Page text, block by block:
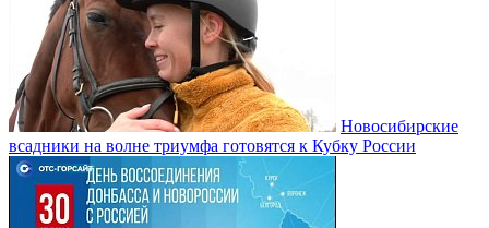
Новосибирские
всадники на волне триумфа готовятся к Кубку России